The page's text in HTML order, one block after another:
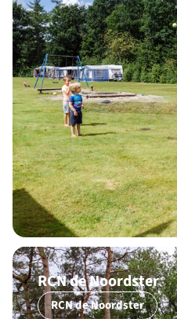
RCN de Noordster
RCN de Noordster